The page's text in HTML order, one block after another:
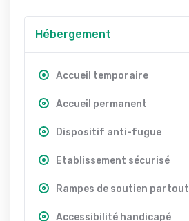
Hébergement
Accueil temporaire
Accueil permanent
Dispositif anti-fugue
Etablissement sécurisé
Rampes de soutien partout
Accessibilité handicapé